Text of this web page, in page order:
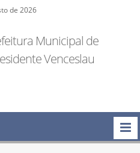
de 2026
Municipal de
Venceslau